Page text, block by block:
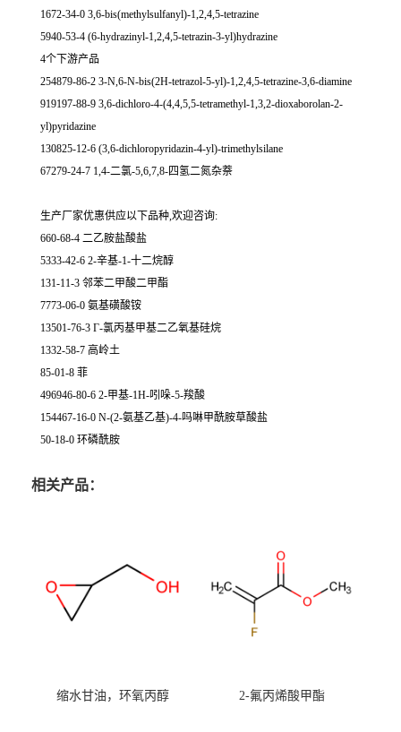
1672-34-0 3,6-bis(methylsulfanyl)-1,2,4,5-tetrazine
5940-53-4 (6-hydrazinyl-1,2,4,5-tetrazin-3-yl)hydrazine
4个下游产品
254879-86-2 3-N,6-N-bis(2H-tetrazol-5-yl)-1,2,4,5-tetrazine-3,6-diamine
919197-88-9 3,6-dichloro-4-(4,4,5,5-tetramethyl-1,3,2-dioxaborolan-2-
yl)pyridazine
130825-12-6 (3,6-dichloropyridazin-4-yl)-trimethylsilane
67279-24-7 1,4-二氯-5,6,7,8-四氢二氮杂萘
生产厂家优惠供应以下品种,欢迎咨询:
660-68-4 二乙胺盐酸盐
5333-42-6 2-辛基-1-十二烷醇
131-11-3 邻苯二甲酸二甲酯
7773-06-0 氨基磺酸铵
13501-76-3 Γ-氯丙基甲基二乙氧基硅烷
1332-58-7 高岭土
85-01-8 菲
496946-80-6 2-甲基-1H-吲哚-5-羧酸
154467-16-0 N-(2-氨基乙基)-4-吗啉甲酰胺草酸盐
50-18-0 环磷酰胺
相关产品：
缩水甘油，环氧丙醇 2-氟丙烯酸甲酯